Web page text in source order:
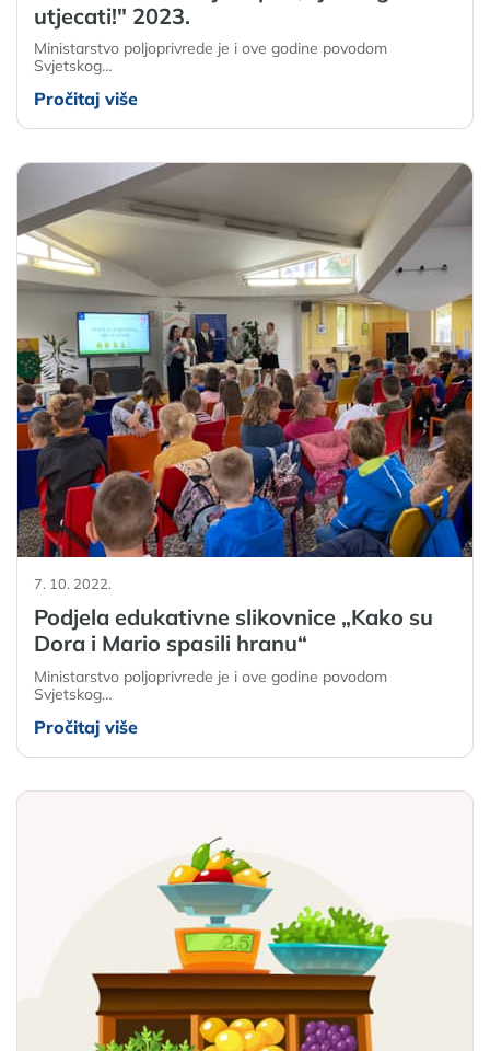
utjecati!" 2023.
Ministarstvo poljoprivrede je i ove godine povodom
Svjetskog…
Pročitaj više
7. 10. 2022.
Podjela edukativne slikovnice „Kako su
Dora i Mario spasili hranu“
Ministarstvo poljoprivrede je i ove godine povodom
Svjetskog…
Pročitaj više